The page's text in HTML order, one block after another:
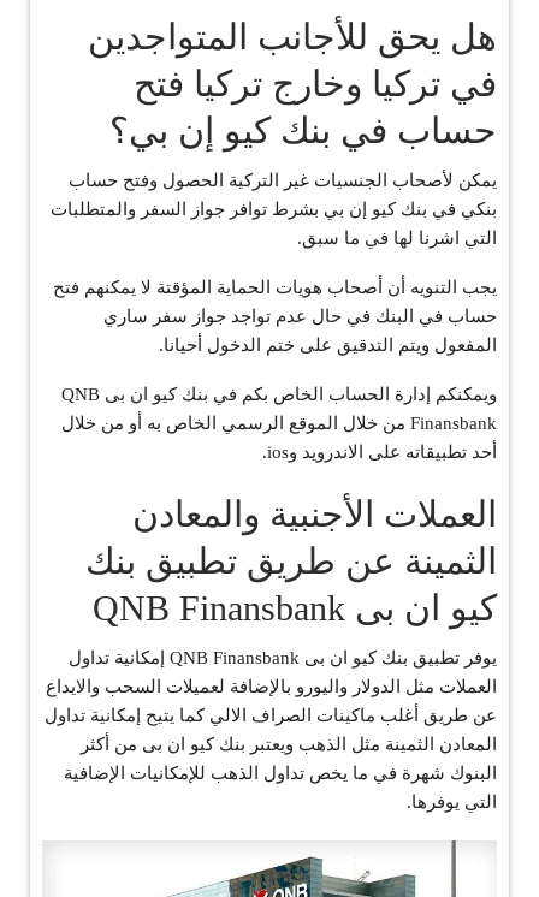
هل يحق للأجانب المتواجدين
في تركيا وخارج تركيا فتح
حساب في بنك كيو إن بي؟
يمكن لأصحاب الجنسيات غير التركية الحصول وفتح حساب
بنكي في بنك كيو إن بي بشرط توافر جواز السفر والمتطلبات
التي اشرنا لها في ما سبق.
يجب التنويه أن أصحاب هويات الحماية المؤقتة لا يمكنهم فتح
حساب في البنك في حال عدم تواجد جواز سفر ساري
المفعول ويتم التدقيق على ختم الدخول أحيانا.
ويمكنكم إدارة الحساب الخاص بكم في بنك كيو ان بى QNB
Finansbank من خلال الموقع الرسمي الخاص به أو من خلال
أحد تطبيقاته على الاندرويد وios.
العملات الأجنبية والمعادن
الثمينة عن طريق تطبيق بنك
كيو ان بى QNB Finansbank
يوفر تطبيق بنك كيو ان بى QNB Finansbank إمكانية تداول
العملات مثل الدولار واليورو بالإضافة لعميلات السحب والايداع
عن طريق أغلب ماكينات الصراف الالي كما يتيح إمكانية تداول
المعادن الثمينة مثل الذهب ويعتبر بنك كيو ان بى من أكثر
البنوك شهرة في ما يخص تداول الذهب للإمكانيات الإضافية
التي يوفرها.